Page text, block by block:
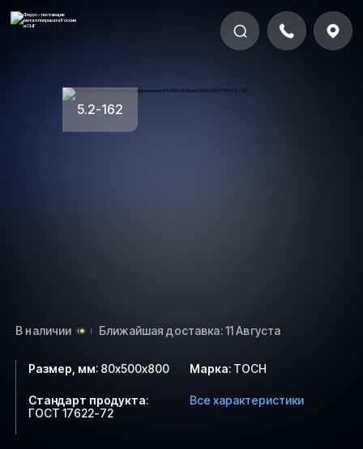
5.2-162
В наличии Ближайшая доставка: 11 Августа
Размер, мм: 80х500х800 Марка: ТОСН
Стандарт продукта:
ГОСТ 17622-72
Все характеристики